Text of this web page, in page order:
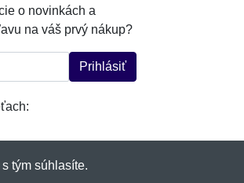
o novinkách a
na váš prvý nákup?
Prihlásiť
tým súhlasíte.